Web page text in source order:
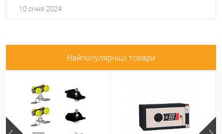
10 січня 2024
Найпопулярніші товари